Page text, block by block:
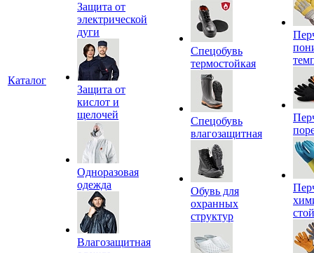
Каталог
Защита от
электрической
дуги
Защита от
кислот и
щелочей
Одноразовая
одежда
Влагозащитная
Спецобувь
термостойкая
Спецобувь
влагозащитная
Обувь для
охранных
структур